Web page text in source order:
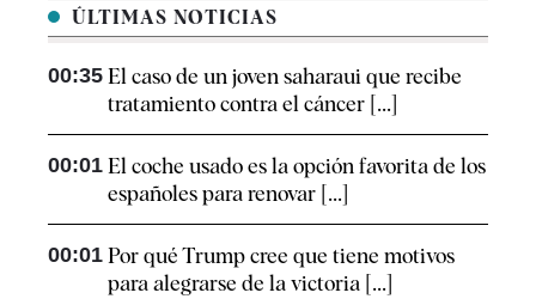
ÚLTIMAS NOTICIAS
00:35 El caso de un joven saharaui que recibe
tratamiento contra el cáncer [...]
00:01 El coche usado es la opción favorita de los
españoles para renovar [...]
00:01 Por qué Trump cree que tiene motivos
para alegrarse de la victoria [...]